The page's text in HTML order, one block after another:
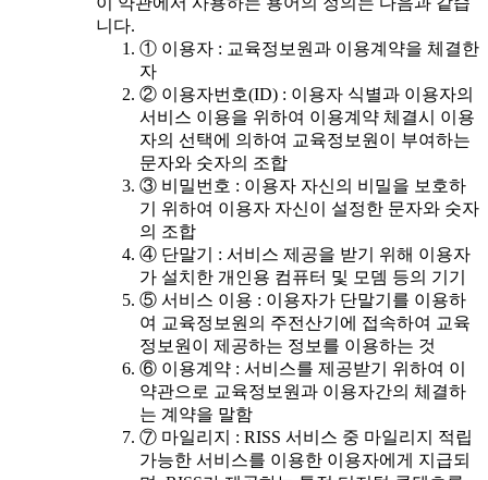
니다.
① 이용자 : 교육정보원과 이용계약을 체결한
자
② 이용자번호(ID) : 이용자 식별과 이용자의
서비스 이용을 위하여 이용계약 체결시 이용
자의 선택에 의하여 교육정보원이 부여하는
문자와 숫자의 조합
③ 비밀번호 : 이용자 자신의 비밀을 보호하
기 위하여 이용자 자신이 설정한 문자와 숫자
의 조합
④ 단말기 : 서비스 제공을 받기 위해 이용자
가 설치한 개인용 컴퓨터 및 모뎀 등의 기기
⑤ 서비스 이용 : 이용자가 단말기를 이용하
여 교육정보원의 주전산기에 접속하여 교육
정보원이 제공하는 정보를 이용하는 것
⑥ 이용계약 : 서비스를 제공받기 위하여 이
약관으로 교육정보원과 이용자간의 체결하
는 계약을 말함
⑦ 마일리지 : RISS 서비스 중 마일리지 적립
가능한 서비스를 이용한 이용자에게 지급되